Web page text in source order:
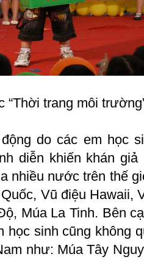
“Thời trang môi
do các em học
diễn khiến khán
nhiều nước trên thế
Vũ điệu Hawaii,
Múa La Tinh. Bên
học sinh cũng không
như: Múa Tây